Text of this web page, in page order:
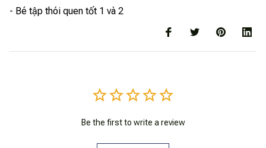
- Bé tập thói quen tốt 1 và 2
Be the first to write a review